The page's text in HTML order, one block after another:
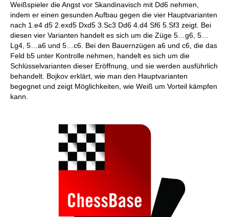
Weißspieler die Angst vor Skandinavisch mit Dd6 nehmen,
indem er einen gesunden Aufbau gegen die vier Hauptvarianten
nach 1.e4 d5 2.exd5 Dxd5 3.Sc3 Dd6 4.d4 Sf6 5.Sf3 zeigt. Bei
diesen vier Varianten handelt es sich um die Züge 5…g6, 5…
Lg4, 5…a6 und 5…c6. Bei den Bauernzügen a6 und c6, die das
Feld b5 unter Kontrolle nehmen, handelt es sich um die
Schlüsselvarianten dieser Eröffnung, und sie werden ausführlich
behandelt. Bojkov erklärt, wie man den Hauptvarianten
begegnet und zeigt Möglichkeiten, wie Weiß um Vorteil kämpfen
kann.